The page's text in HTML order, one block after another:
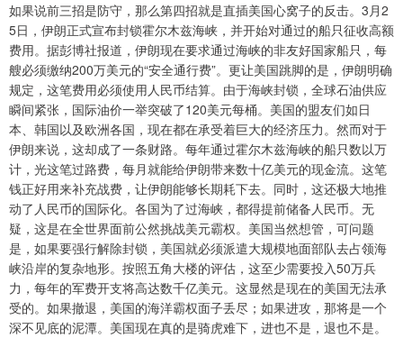
如果说前三招是防守，那么第四招就是直插美国心窝子的反击。3月2
5日，伊朗正式宣布封锁霍尔木兹海峡，并开始对通过的船只征收高额
费用。据彭博社报道，伊朗现在要求通过海峡的非友好国家船只，每
艘必须缴纳200万美元的“安全通行费”。更让美国跳脚的是，伊朗明确
规定，这笔费用必须使用人民币结算。由于海峡封锁，全球石油供应
瞬间紧张，国际油价一举突破了120美元每桶。美国的盟友们如日
本、韩国以及欧洲各国，现在都在承受着巨大的经济压力。然而对于
伊朗来说，这却成了一条财路。每年通过霍尔木兹海峡的船只数以万
计，光这笔过路费，每月就能给伊朗带来数十亿美元的现金流。这笔
钱正好用来补充战费，让伊朗能够长期耗下去。同时，这还极大地推
动了人民币的国际化。各国为了过海峡，都得提前储备人民币。无
疑，这是在全世界面前公然挑战美元霸权。美国当然想管，可问题
是，如果要强行解除封锁，美国就必须派遣大规模地面部队去占领海
峡沿岸的复杂地形。按照五角大楼的评估，这至少需要投入50万兵
力，每年的军费开支将高达数千亿美元。这显然是现在的美国无法承
受的。如果撤退，美国的海洋霸权面子丢尽；如果进攻，那将是一个
深不见底的泥潭。美国现在真的是骑虎难下，进也不是，退也不是。